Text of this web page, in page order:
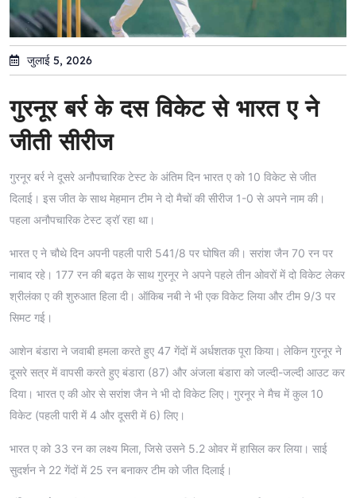
जुलाई 5, 2026
गुरनूर बर्र के दस विकेट से भारत ए ने
जीती सीरीज
गुरनूर बर्र ने दूसरे अनौपचारिक टेस्ट के अंतिम दिन भारत ए को 10 विकेट से जीत
दिलाई। इस जीत के साथ मेहमान टीम ने दो मैचों की सीरीज 1-0 से अपने नाम की।
पहला अनौपचारिक टेस्ट ड्रॉ रहा था।
भारत ए ने चौथे दिन अपनी पहली पारी 541/8 पर घोषित की। सरांश जैन 70 रन पर
नाबाद रहे। 177 रन की बढ़त के साथ गुरनूर ने अपने पहले तीन ओवरों में दो विकेट लेकर
श्रीलंका ए की शुरुआत हिला दी। ऑकिब नबी ने भी एक विकेट लिया और टीम 9/3 पर
सिमट गई।
आशेन बंडारा ने जवाबी हमला करते हुए 47 गेंदों में अर्धशतक पूरा किया। लेकिन गुरनूर ने
दूसरे सत्र में वापसी करते हुए बंडारा (87) और अंजला बंडारा को जल्दी-जल्दी आउट कर
दिया। भारत ए की ओर से सरांश जैन ने भी दो विकेट लिए। गुरनूर ने मैच में कुल 10
विकेट (पहली पारी में 4 और दूसरी में 6) लिए।
भारत ए को 33 रन का लक्ष्य मिला, जिसे उसने 5.2 ओवर में हासिल कर लिया। साई
सुदर्शन ने 22 गेंदों में 25 रन बनाकर टीम को जीत दिलाई।